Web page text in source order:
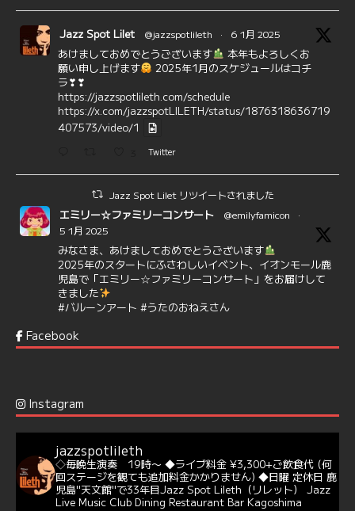
Jazz Spot Lilet @jazzspotlileth · 6 1月 2025
あけましておめでとうございます
本年もよろしくお
願い申し上げます
2025年1月のスケジュールはコチ
ラ❣❣
https://jazzspotlileth.com/schedule
https://x.com/jazzspotLILETH/status/1876318636719
407573/video/1
Twitter
Jazz Spot Lilet リツイートされました
エミリー☆ファミリーコンサート @emilyfamicon
·
5 1月 2025
みなさま、あけましておめでとうございます
2025年のスタートにふさわしいイベント、イオンモール鹿
児島で「エミリー☆ファミリーコンサート」をお届けして
きました
#バルーンアート #うたのおねえさん
6 7
@delightful_gang
バー♪♬
当店での演奏シーンもご覧いただけます❣❣
#天文館ミリオネーション #ジャミラ #クリスマスソング
https://youtu.be/2lhypP4KWc4?si=CEbY-wEg5HDc_iEv
6 Twitter
Facebook
Instagram
jazzspotlileth
◇毎晩生演奏 19時〜 ◆ライブ料金 ¥3,300+ご飲食代 (何
回ステージを観ても追加料金かかりません) ◆日曜 定休日 鹿
児島"天文館"で33年目Jazz Spot Lileth（リレット）
Jazz
Live Music Club Dining Restaurant Bar Kagoshima